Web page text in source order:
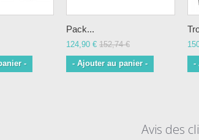
-
Pack...
124,90 € 152,74 €
- Ajouter au panier - -
Avis des